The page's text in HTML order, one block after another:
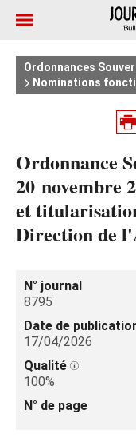
Ordonnances
Nominations
Ordonnance
20 novembre
et
Direction de
N° journal
8795
Date de
17/04/2026
Qualité
100%
N° de page